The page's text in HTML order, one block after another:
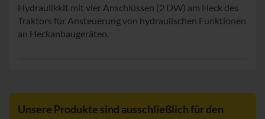
Hydraulikkit mit vier Anschlüssen (2 DW) am Heck des
Traktors für Ansteuerung von hydraulischen Funktionen
an Heckanbaugeräten.
Unsere Produkte sind ausschließlich für den